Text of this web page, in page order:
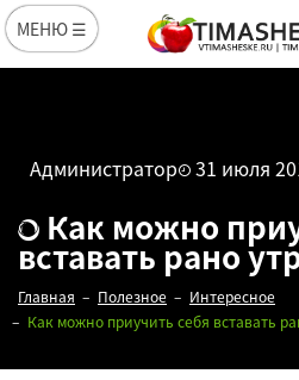
МЕНЮ ☰
Администратор 31 июля
Как можно
вставать рано
Главная Полезное
Интересное
Как можно приучить себя вставать